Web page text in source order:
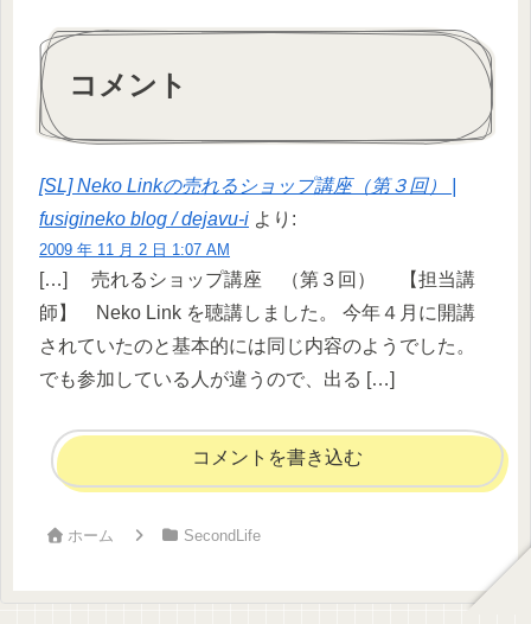
コメント
[SL] Neko Linkの売れるショップ講座（第３回） |
fusigineko blog / dejavu-i より:
2009 年 11 月 2 日 1:07 AM
[…] 売れるショップ講座 （第３回） 【担当講
師】 Neko Link を聴講しました。 今年４月に開講
されていたのと基本的には同じ内容のようでした。
でも参加している人が違うので、出る […]
コメントを書き込む
ホーム SecondLife